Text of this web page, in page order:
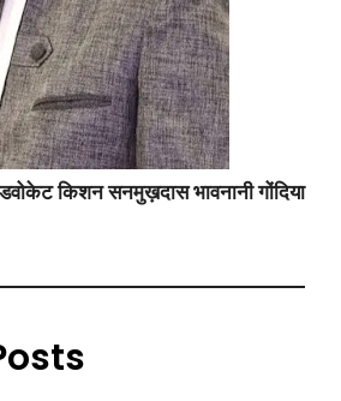
किशन सनमुख़दास भावनानी गोंदिया